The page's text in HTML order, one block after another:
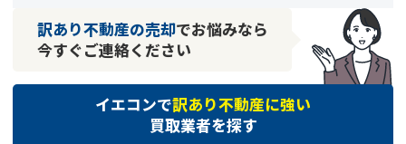
訳あり不動産の売却でお悩みなら
今すぐご連絡ください
イエコンで訳あり不動産に強い
買取業者を探す